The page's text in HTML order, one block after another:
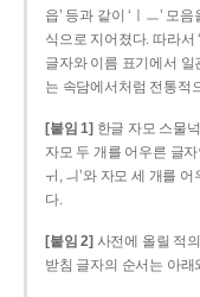
읍’ 등과 같이 ‘ㅣㅡ’ 모
식으로 지어졌다. 따라서
글자와 이름 표기에서 일
는 속담에서처럼 전통적
[붙임 1] 한글 자모 스물
자모 두 개를 어우른 글자
ㅟ, ㅢ’와 자모 세 개를 어
다.
[붙임 2] 사전에 올릴 적
받침 글자의 순서는 아래